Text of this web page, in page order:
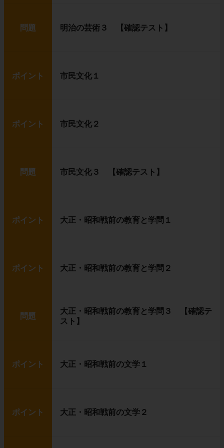
問題 明治の芸術３ 【確認テスト】
ポイント 市民文化１
ポイント 市民文化２
問題 市民文化３ 【確認テスト】
ポイント 大正・昭和戦前の教育と学問１
ポイント 大正・昭和戦前の教育と学問２
問題
大正・昭和戦前の教育と学問３ 【確認テ
スト】
ポイント 大正・昭和戦前の文学１
ポイント 大正・昭和戦前の文学２